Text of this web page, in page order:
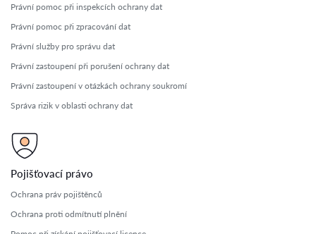
Právní pomoc při inspekcích ochrany dat
Právní pomoc při zpracování dat
Právní služby pro správu dat
Právní zastoupení při porušení ochrany dat
Právní zastoupení v otázkách ochrany soukromí
Správa rizik v oblasti ochrany dat
Pojišťovací právo
Ochrana práv pojištěnců
Ochrana proti odmítnutí plnění